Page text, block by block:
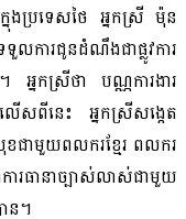
ក្នុងប្រទេសថៃ អ្នកស្រី ម៉ុន
ការជូនដំណឹងជាផ្លូវការ
នកស្រីថា បណ្ណការងារ
ពីនេះ អ្នកស្រីសង្កេត
ខជាមួយពលករខ្មែរ ពលករ
ារធានាច្បាស់លាស់ជាមួយ
ន។